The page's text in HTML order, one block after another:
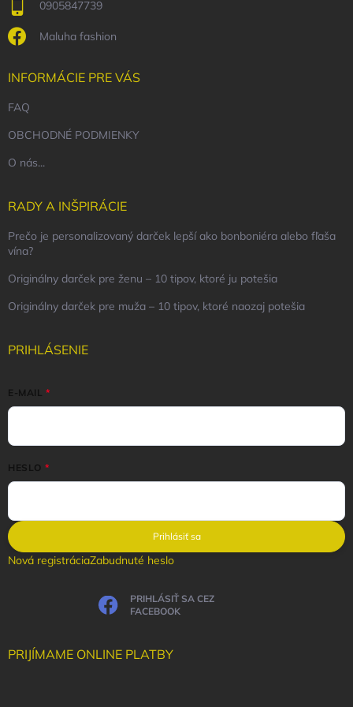
0905847739
Maluha fashion
INFORMÁCIE PRE VÁS
FAQ
OBCHODNÉ PODMIENKY
O nás...
RADY A INŠPIRÁCIE
Prečo je personalizovaný darček lepší ako bonboniéra alebo fľaša
vína?
Originálny darček pre ženu – 10 tipov, ktoré ju potešia
Originálny darček pre muža – 10 tipov, ktoré naozaj potešia
PRIHLÁSENIE
E-MAIL
HESLO
Prihlásiť sa
Nová registráciaZabudnuté heslo
PRIHLÁSIŤ SA CEZ
FACEBOOK
PRIJÍMAME ONLINE PLATBY